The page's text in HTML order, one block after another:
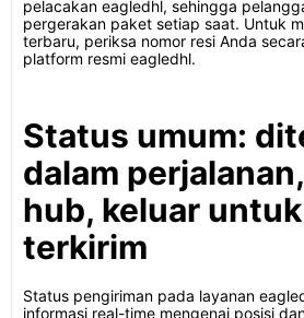
pelacakan eagledhl, sehingga
pergerakan paket setiap saat. Untuk
terbaru, periksa nomor resi Anda
platform resmi eagledhl.
Status umum:
dalam
hub, keluar
terkirim
Status pengiriman pada layanan
informasi real-time mengenai posisi